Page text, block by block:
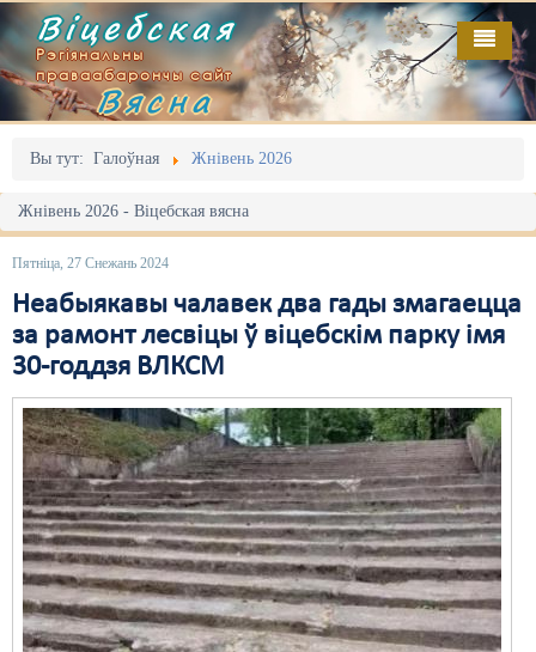
Віцебская
Рэгіянальны
праваабарончы сайт
Вясна
Вы тут: Галоўная Жнівень 2026
Жнівень 2026 - Віцебская вясна
Пятніца, 27 Снежань 2024
Неабыякавы чалавек два гады змагаецца
за рамонт лесвіцы ў віцебскім парку імя
30-годдзя ВЛКСМ
Галоўная
Адміністрацыйны перасьлед
Акцыі
Выбары
Грамадзянскія ініцыятывы
Дзяржава
Дыскрымінацыя
Затрыманьні
Карная псыхіятрыя
КПЧ ААН
Культурныя правы
Выданьні
Відэа
Пра нас
RSS